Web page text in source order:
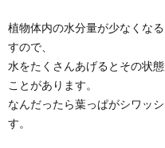
植物体内の水分量が少なくな
すので、
水をたくさんあげるとその状
ことがあります。
なんだったら葉っぱがシワッ
す。